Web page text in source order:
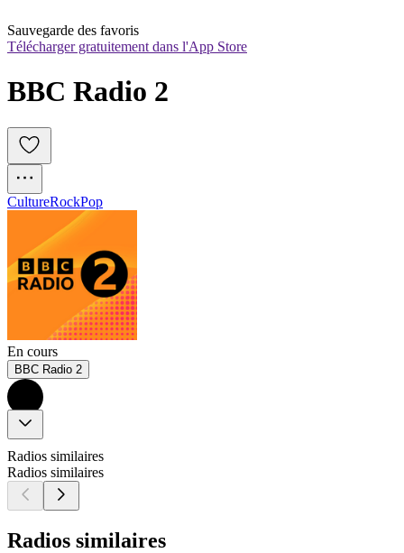
Sauvegarde des favoris
Télécharger gratuitement dans l'App Store
BBC Radio 2
CultureRockPop
En cours
BBC Radio 2
Radios similaires
Radios similaires
Radios similaires